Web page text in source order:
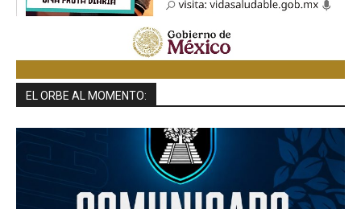
EL ORBE AL MOMENTO: